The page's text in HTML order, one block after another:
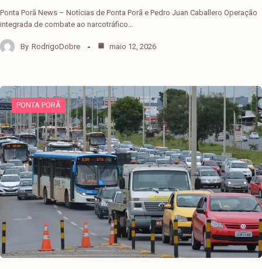
Ponta Porã News – Notícias de Ponta Porã e Pedro Juan Caballero Operação
integrada de combate ao narcotráfico…
By RodrigoDobre maio 12, 2026
PONTA PORÃ